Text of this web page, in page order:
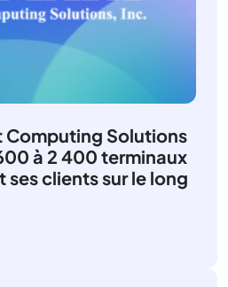
Computing Solutions
à 2 400 terminaux
clients sur le long